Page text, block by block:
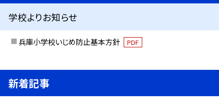
学校よりお知らせ
兵庫小学校いじめ防止基本方針 PDF
新着記事